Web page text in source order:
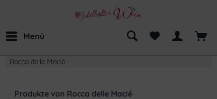
Menü
Rocca delle Macié
Produkte von Rocca delle Macié